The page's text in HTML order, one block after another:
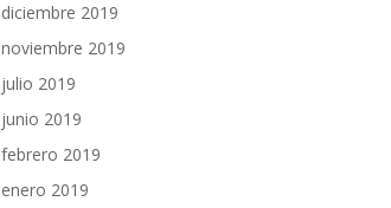
diciembre 2019
noviembre 2019
julio 2019
junio 2019
febrero 2019
enero 2019